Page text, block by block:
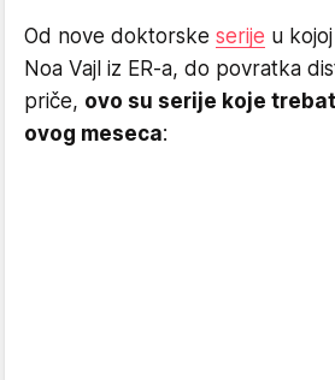
Od nove doktorske serije u
Noa Vajl iz ER-a, do povratka
priče, ovo su serije koje
ovog meseca: